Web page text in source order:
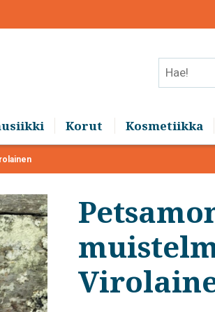
Korut Kosmetiikka